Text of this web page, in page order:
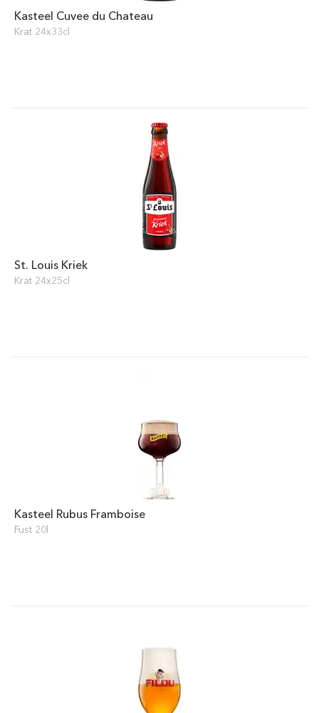
Kasteel Cuvee du Chateau
Krat 24x33cl
St. Louis Kriek
Krat 24x25cl
Kasteel Rubus Framboise
Fust 20l